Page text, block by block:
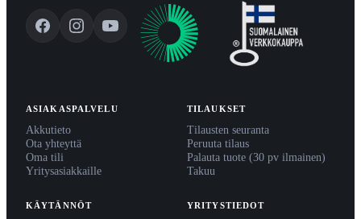
ASIAKASPALVELU
Akkutieto
Ota yhteyttä
Oma tili
Yritysasiakkaille
TILAUKSET
Tilausten seuranta
Peruuta tilaus
Palauta tuote (30 pv ilmainen)
Takuu
KÄYTÄNNÖT YRITYSTIEDOT